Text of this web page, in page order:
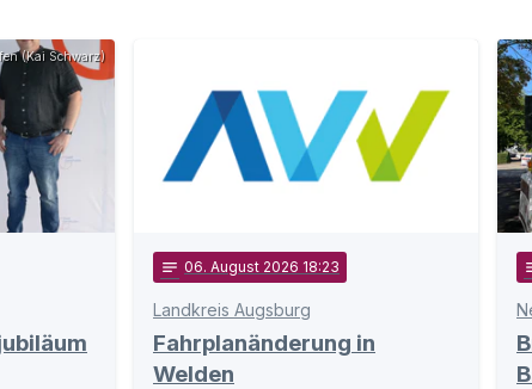
(Kai Schwarz)
notes 06. August 2026 18:23
Landkreis Augsburg
Fahrplanänderung in
Welden